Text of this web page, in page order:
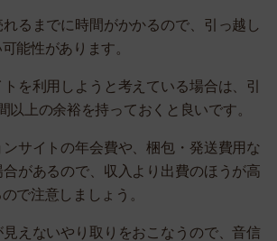
るまでに時間がかかるので、引っ越し
能性があります。
を利用しようと考えている場合は、引
以上の余裕を持っておくと良いです。
ンサイトの年会費や、梱包・発送費用な
があるので、収入より出費のほうが高
で注意しましょう。
えないやり取りをおこなうので、音信